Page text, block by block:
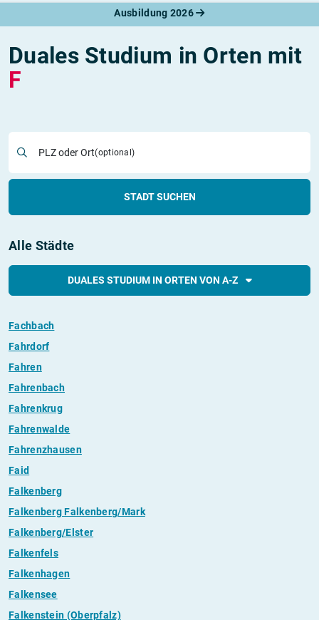
Ausbildung 2026
Duales Studium in Orten mit
F
PLZ oder Ort(optional)
STADT SUCHEN
Alle Städte
DUALES STUDIUM IN ORTEN VON A-Z
Fachbach
Fahrdorf
Fahren
Fahrenbach
Fahrenkrug
Fahrenwalde
Fahrenzhausen
Faid
Falkenberg
Falkenberg Falkenberg/Mark
Falkenberg/Elster
Falkenfels
Falkenhagen
Falkensee
Falkenstein (Oberpfalz)